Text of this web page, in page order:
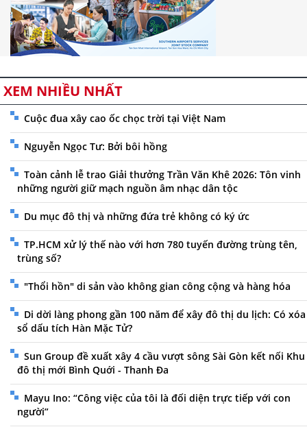
XEM NHIỀU NHẤT
Cuộc đua xây cao ốc chọc trời tại Việt Nam
Nguyễn Ngọc Tư: Bởi bôi hồng
Toàn cảnh lễ trao Giải thưởng Trần Văn Khê 2026: Tôn vinh
những người giữ mạch nguồn âm nhạc dân tộc
Du mục đô thị và những đứa trẻ không có ký ức
TP.HCM xử lý thế nào với hơn 780 tuyến đường trùng tên,
trùng số?
"Thổi hồn" di sản vào không gian công cộng và hàng hóa
Di dời làng phong gần 100 năm để xây đô thị du lịch: Có xóa
sổ dấu tích Hàn Mặc Tử?
Sun Group đề xuất xây 4 cầu vượt sông Sài Gòn kết nối Khu
đô thị mới Bình Quới - Thanh Đa
Mayu Ino: “Công việc của tôi là đối diện trực tiếp với con
người”